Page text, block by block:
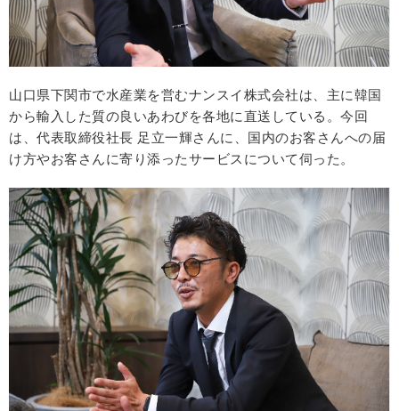
山口県下関市で水産業を営むナンスイ株式会社は、主に韓国
から輸入した質の良いあわびを各地に直送している。今回
は、代表取締役社長 足立一輝さんに、国内のお客さんへの届
け方やお客さんに寄り添ったサービスについて伺った。